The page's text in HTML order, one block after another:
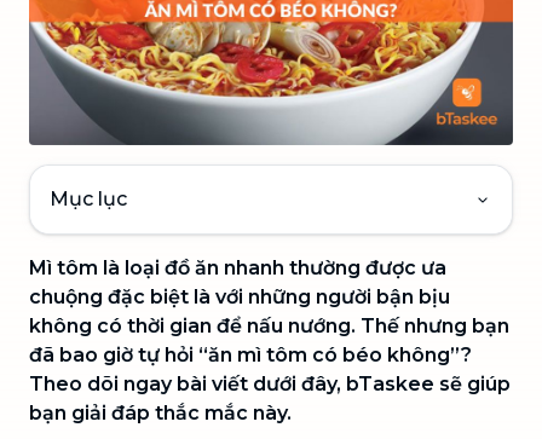
Mục lục
Mì tôm là loại đồ ăn nhanh thường được ưa
chuộng đặc biệt là với những người bận bịu
không có thời gian để nấu nướng. Thế nhưng bạn
đã bao giờ tự hỏi “ăn mì tôm có béo không”?
Theo dõi ngay bài viết dưới đây, bTaskee sẽ giúp
bạn giải đáp thắc mắc này.